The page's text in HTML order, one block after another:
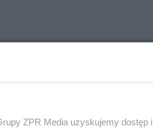
ZPR Media uzyskujemy dostęp i